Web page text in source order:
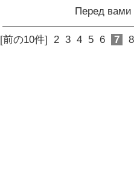
Перед
[前の10件] 2 3 4 5 6 7 8